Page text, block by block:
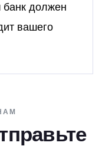
должен
вашего